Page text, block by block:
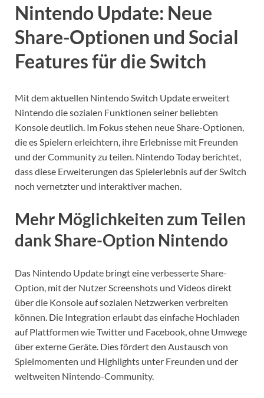
Nintendo Update: Neue
Share-Optionen und Social
Features für die Switch
Mit dem aktuellen Nintendo Switch Update erweitert
Nintendo die sozialen Funktionen seiner beliebten
Konsole deutlich. Im Fokus stehen neue Share-Optionen,
die es Spielern erleichtern, ihre Erlebnisse mit Freunden
und der Community zu teilen. Nintendo Today berichtet,
dass diese Erweiterungen das Spielerlebnis auf der Switch
noch vernetzter und interaktiver machen.
Mehr Möglichkeiten zum Teilen
dank Share-Option Nintendo
Das Nintendo Update bringt eine verbesserte Share-
Option, mit der Nutzer Screenshots und Videos direkt
über die Konsole auf sozialen Netzwerken verbreiten
können. Die Integration erlaubt das einfache Hochladen
auf Plattformen wie Twitter und Facebook, ohne Umwege
über externe Geräte. Dies fördert den Austausch von
Spielmomenten und Highlights unter Freunden und der
weltweiten Nintendo-Community.